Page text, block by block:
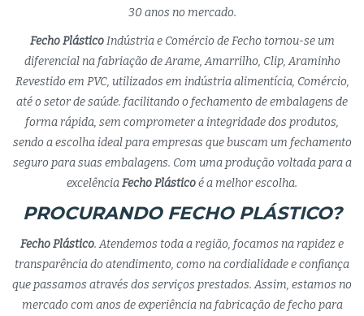
30 anos no mercado.
Fecho PlásticoIndústria e Comércio de Fecho tornou-se um
diferencial na fabriação de Arame, Amarrilho, Clip, Araminho
Revestido em PVC, utilizados em indústria alimentícia, Comércio,
até o setor de saúde. facilitando o fechamento de embalagens de
forma rápida, sem comprometer a integridade dos produtos,
sendo a escolha ideal para empresas que buscam um fechamento
seguro para suas embalagens. Com uma produção voltada para a
excelênciaFecho Plásticoé a melhor escolha.
PROCURANDO FECHO PLÁSTICO?
Fecho Plástico. Atendemos toda a região, focamos na rapidez e
transparência do atendimento, como na cordialidade e confiança
que passamos através dos serviços prestados. Assim, estamos no
mercado com anos de experiência na fabricação de fecho para